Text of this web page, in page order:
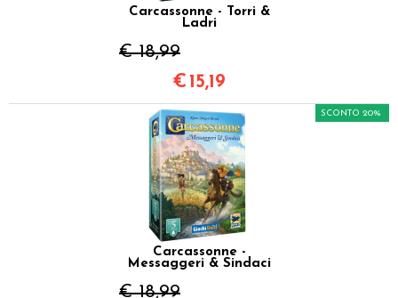
Carcassonne - Torri &
Ladri
€ 18,99
€ 15,19
Carcassonne -
Messaggeri & Sindaci
€ 18,99
SCONTO 20%